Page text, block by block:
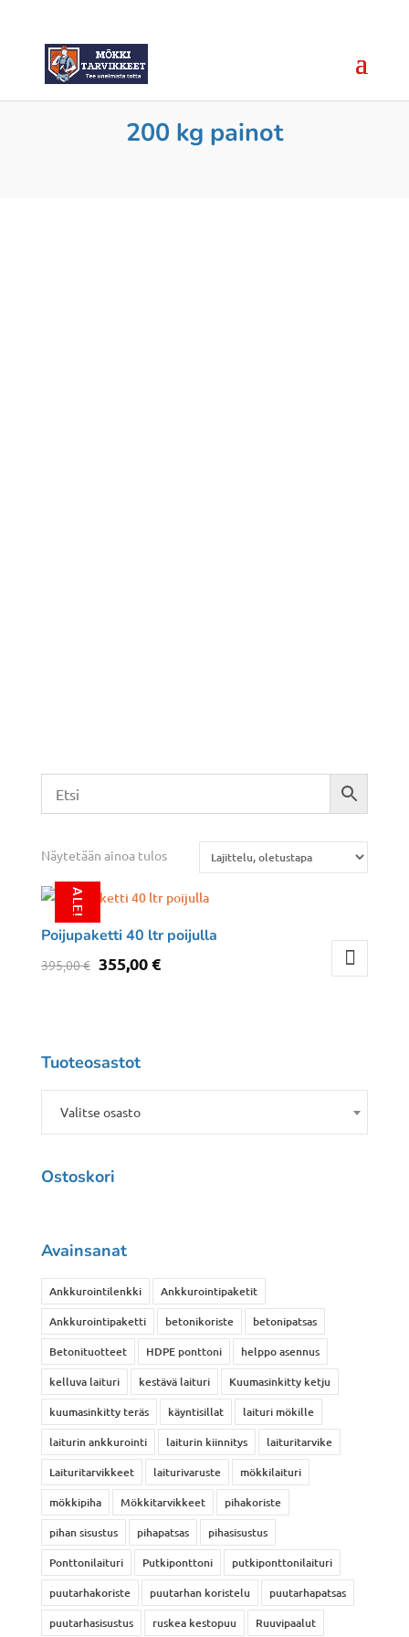
200 kg painot
Näytetään ainoa tulos
ALE!
Poijupaketti 40 ltr poijulla
395,00€ Alkuperäinen
355,00€Nykyinen
Tuoteosastot
Valitse osasto
Ostoskori
Avainsanat
Ankkurointilenkki
Ankkurointipaketit
Ankkurointipaketti
betonikoriste
betonipatsas
Betonituotteet
HDPE ponttoni
helppo asennus
kelluva laituri
kestävä laituri
Kuumasinkitty ketju
kuumasinkitty teräs
käyntisillat
laituri mökille
laiturin ankkurointi
laiturin kiinnitys
laituritarvike
Laituritarvikkeet
laiturivaruste
mökkilaituri
mökkipiha
Mökkitarvikkeet
pihakoriste
pihan sisustus
pihapatsas
pihasisustus
Ponttonilaituri
Putkiponttoni
putkiponttonilaituri
puutarhakoriste
puutarhan koristelu
puutarhapatsas
puutarhasisustus
ruskea kestopuu Ruuvipaalut